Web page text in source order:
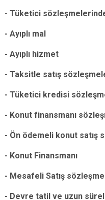
- Tüketici
- Ayıplı mal
- Ayıplı hizmet
- Taksitle satış
- Tüketici kredisi
- Konut finansmanı
- Ön ödemeli konut satış
- Konut Finansmanı
- Mesafeli Satış
- Devre tatil ve uzun